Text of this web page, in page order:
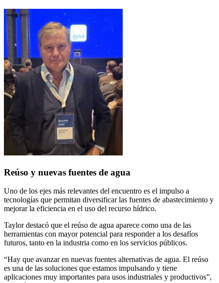
Reúso y nuevas fuentes de agua
Uno de los ejes más relevantes del encuentro es el impulso a
tecnologías que permitan diversificar las fuentes de abastecimiento y
mejorar la eficiencia en el uso del recurso hídrico.
Taylor destacó que el reúso de agua aparece como una de las
herramientas con mayor potencial para responder a los desafíos
futuros, tanto en la industria como en los servicios públicos.
“Hay que avanzar en nuevas fuentes alternativas de agua. El reúso
es una de las soluciones que estamos impulsando y tiene
aplicaciones muy importantes para usos industriales y productivos”,